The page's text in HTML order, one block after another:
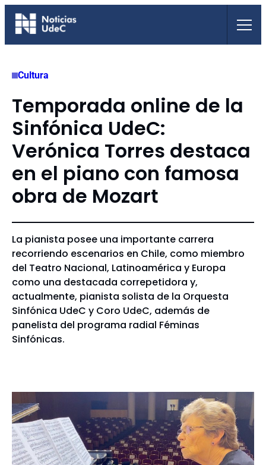
Saltar
Cultura
Temporada online de la
Sinfónica UdeC:
Verónica Torres destaca
en el piano con famosa
obra de Mozart
La pianista posee una importante carrera
recorriendo escenarios en Chile, como miembro
del Teatro Nacional, Latinoamérica y Europa
como una destacada correpetidora y,
actualmente, pianista solista de la Orquesta
Sinfónica UdeC y Coro UdeC, además de
panelista del programa radial Féminas
Sinfónicas.